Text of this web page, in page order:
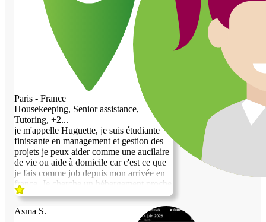
votre connaissance.
Paris - France
Housekeeping, Senior assistance,
Tutoring, +2...
je m'appelle Huguette, je suis étudiante
finissante en management et gestion des
projets je peux aider comme une aucilaire
de vie ou aide à domicile car c'est ce que
je fais comme job depuis mon arrivée en
france, Je cherche un hébergement proche
de paris ou aux alentours à partir du 10
Aout. Je ne fume pas, je suis très
respectueuse et laborieuse.
Asma S.